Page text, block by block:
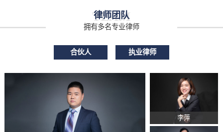
TEAM
律师团队
拥有多名专业律师
合伙人 执业律师
李萍